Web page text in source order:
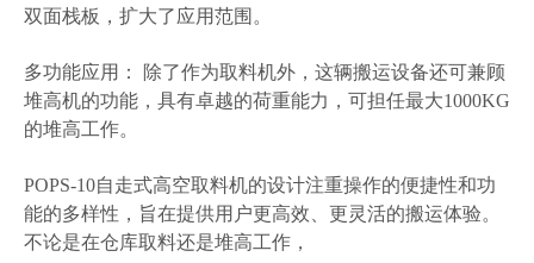
双面栈板，扩大了应用范围。
多功能应用： 除了作为取料机外，这辆搬运设备还可兼顾
堆高机的功能，具有卓越的荷重能力，可担任最大1000KG
的堆高工作。
POPS-10自走式高空取料机的设计注重操作的便捷性和功
能的多样性，旨在提供用户更高效、更灵活的搬运体验。
不论是在仓库取料还是堆高工作，